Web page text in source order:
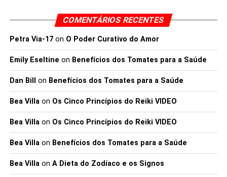
COMENTÁRIOS RECENTES
Petra Via-17on O Poder Curativo do Amor
Emily Eseltine on Benefícios dos Tomates para a Saúde
Dan Bill on Benefícios dos Tomates para a Saúde
Bea Villaon Os Cinco Princípios do Reiki VIDEO
Bea Villaon Os Cinco Princípios do Reiki VIDEO
Bea Villaon Benefícios dos Tomates para a Saúde
Bea Villaon A Dieta do Zodíaco e os Signos